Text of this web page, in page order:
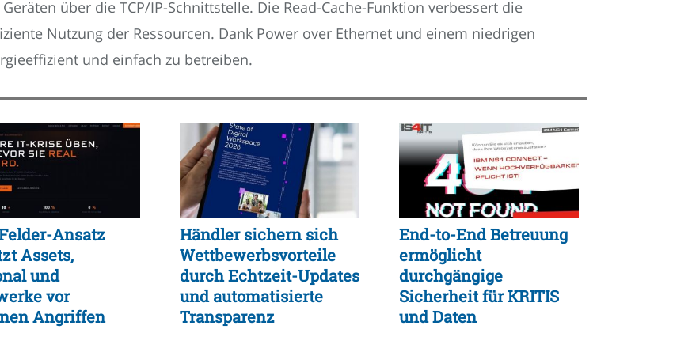
über die TCP/IP-Schnittstelle. Die Read-Cache-Funktion verbessert die
Nutzung der Ressourcen. Dank Power over Ethernet und einem niedrigen
und einfach zu betreiben.
Ansatz
Assets,
und
vor
Angriffen
Händler sichern sich
Wettbewerbsvorteile
durch Echtzeit-Updates
und automatisierte
Transparenz
End-to-End Betreuung
ermöglicht
durchgängige
Sicherheit für KRITIS
und Daten